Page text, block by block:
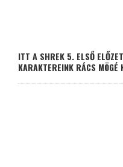
ITT A SHREK 5. ELSŐ
KARAKTEREINK RÁCS MÖGÉ